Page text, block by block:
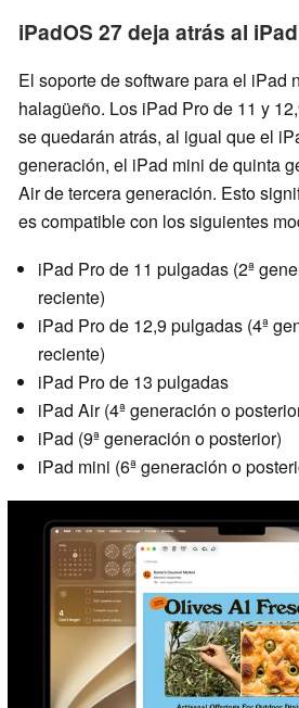
iPadOS 27 deja atrás al
El soporte de software para el iPad
halagüeño. Los iPad Pro de 11 y
se quedarán atrás, al igual que el
generación, el iPad mini de quinta
Air de tercera generación. Esto
es compatible con los siguientes
iPad Pro de 11 pulgadas (2ª
reciente)
iPad Pro de 12,9 pulgadas (4ª
reciente)
iPad Pro de 13 pulgadas
iPad Air (4ª generación o
iPad (9ª generación o posterior)
iPad mini (6ª generación o